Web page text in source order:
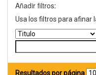
Añadir filtros:
Usa los filtros para afinar
Resultados por página